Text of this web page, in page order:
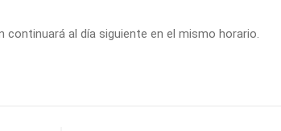
continuará al día siguiente en el mismo horario.